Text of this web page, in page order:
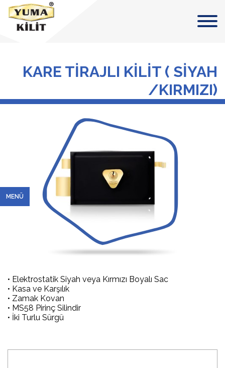
MENÜ
KARE TİRAJLI KİLİT ( SİYAH
/KIRMIZI)
• Elektrostatik Siyah veya Kırmızı Boyalı Sac
• Kasa ve Karşılık
• Zamak Kovan
• MS58 Pirinç Silindir
• İki Turlu Sürgü